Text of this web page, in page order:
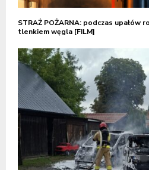
STRAŻ POŻARNA: podczas upałów
tlenkiem węgla [FILM]